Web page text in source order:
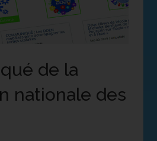
de la
nationale des